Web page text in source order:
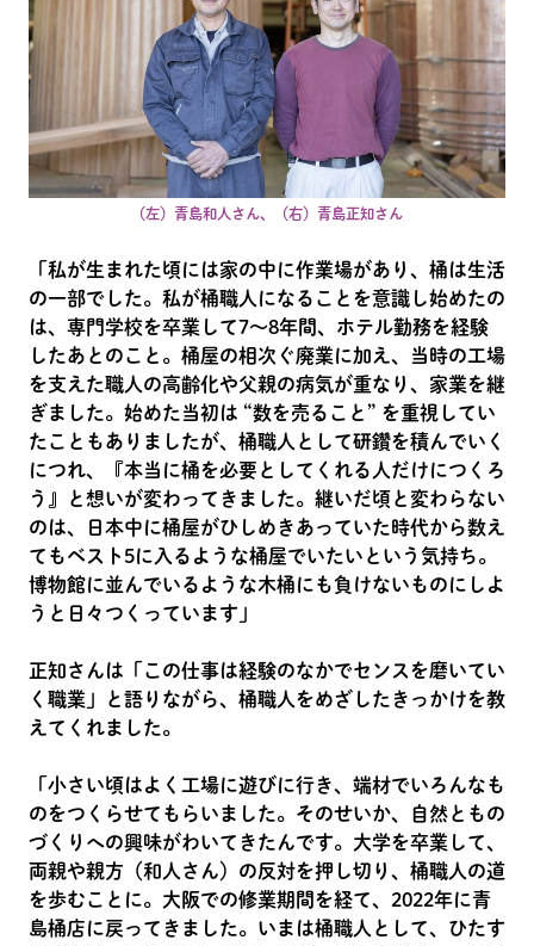
（左）青島和人さん、（右）青島正知さん
「私が生まれた頃には家の中に作業場があり、桶は生活
の一部でした。私が桶職人になることを意識し始めたの
は、専門学校を卒業して7～8年間、ホテル勤務を経験
したあとのこと。桶屋の相次ぐ廃業に加え、当時の工場
を支えた職人の高齢化や父親の病気が重なり、家業を継
ぎました。始めた当初は “数を売ること” を重視してい
たこともありましたが、桶職人として研鑽を積んでいく
につれ、『本当に桶を必要としてくれる人だけにつくろ
う』と想いが変わってきました。継いだ頃と変わらない
のは、日本中に桶屋がひしめきあっていた時代から数え
てもベスト5に入るような桶屋でいたいという気持ち。
博物館に並んでいるような木桶にも負けないものにしよ
うと日々つくっています」
正知さんは「この仕事は経験のなかでセンスを磨いてい
く職業」と語りながら、桶職人をめざしたきっかけを教
えてくれました。
「小さい頃はよく工場に遊びに行き、端材でいろんなも
のをつくらせてもらいました。そのせいか、自然ともの
づくりへの興味がわいてきたんです。大学を卒業して、
両親や親方（和人さん）の反対を押し切り、桶職人の道
を歩むことに。大阪での修業期間を経て、2022年に青
島桶店に戻ってきました。いまは桶職人として、ひたす